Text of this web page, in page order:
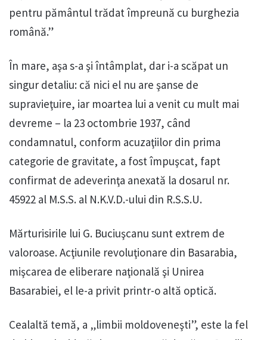
pentru pământul trădat împreună cu burghezia
română.”
În mare, aşa s-a şi întâmplat, dar i-a scăpat un
singur detaliu: că nici el nu are şanse de
supravieţuire, iar moartea lui a venit cu mult mai
devreme – la 23 octombrie 1937, când
condamnatul, conform acuzaţiilor din prima
categorie de gravitate, a fost împuşcat, fapt
confirmat de adeverinţa anexată la dosarul nr.
45922 al M.S.S. al N.K.V.D.-ului din R.S.S.U.
Mărturisirile lui G. Buciuşcanu sunt extrem de
valoroase. Acţiunile revoluţionare din Basarabia,
mişcarea de eliberare naţională şi Unirea
Basarabiei, el le-a privit printr-o altă optică.
Cealaltă temă, a „limbii moldoveneşti”, este la fel